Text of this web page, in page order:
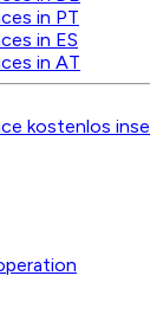
in PT
in ES
in AT
kostenlos